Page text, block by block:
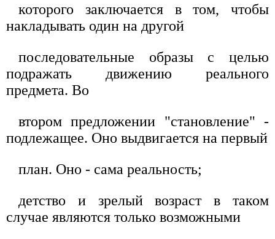
которого заключается в том, чтобы
накладывать один на другой
последовательные образы с целью
подражать движению реального
предмета. Во
втором предложении "становление" -
подлежащее. Оно выдвигается на первый
план. Оно - сама реальность;
детство и зрелый возраст в таком
случае являются только возможными